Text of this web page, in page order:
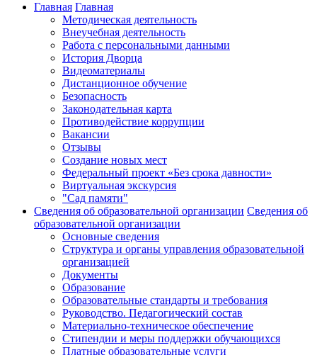
Главная Главная
Методическая деятельность
Внеучебная деятельность
Работа с персональными данными
История Дворца
Видеоматериалы
Дистанционное обучение
Безопасность
Законодательная карта
Противодействие коррупции
Вакансии
Отзывы
Создание новых мест
Федеральный проект «Без срока давности»
Виртуальная экскурсия
"Сад памяти"
Сведения об образовательной организации Сведения об
образовательной организации
Основные сведения
Структура и органы управления образовательной
организацией
Документы
Образование
Образовательные стандарты и требования
Руководство. Педагогический состав
Материально-техническое обеспечение
Стипендии и меры поддержки обучающихся
Платные образовательные услуги